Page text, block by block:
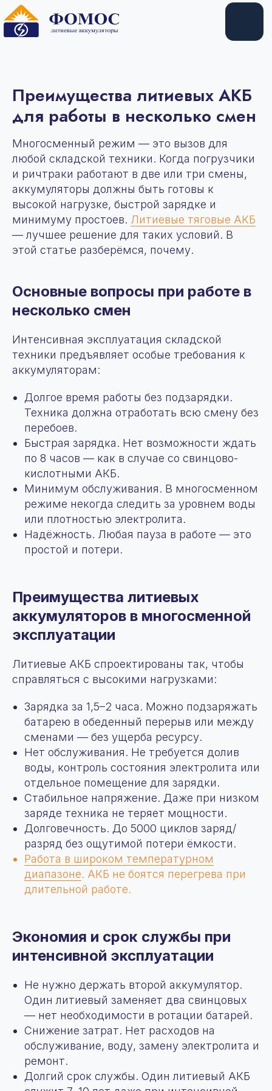
Купить Арендовать
Преимущества литиевых АКБ
для работы в несколько смен
Многосменный режим — это вызов для
любой складской техники. Когда погрузчики
и ричтраки работают в две или три смены,
аккумуляторы должны быть готовы к
высокой нагрузке, быстрой зарядке и
минимуму простоев. Литиевые тяговые АКБ
— лучшее решение для таких условий. В
этой статье разберёмся, почему.
Основные вопросы при работе в
несколько смен
Интенсивная эксплуатация складской
техники предъявляет особые требования к
аккумуляторам:
Долгое время работы без подзарядки.
Техника должна отработать всю смену без
перебоев.
Быстрая зарядка. Нет возможности ждать
по 8 часов — как в случае со свинцово-
кислотными АКБ.
Минимум обслуживания. В многосменном
режиме некогда следить за уровнем воды
или плотностью электролита.
Надёжность. Любая пауза в работе — это
простой и потери.
Преимущества литиевых
аккумуляторов в многосменной
эксплуатации
Литиевые АКБ спроектированы так, чтобы
справляться с высокими нагрузками:
Зарядка за 1,5–2 часа. Можно подзаряжать
батарею в обеденный перерыв или между
сменами — без ущерба ресурсу.
Нет обслуживания. Не требуется долив
воды, контроль состояния электролита или
отдельное помещение для зарядки.
Стабильное напряжение. Даже при низком
заряде техника не теряет мощности.
Долговечность. До 5000 циклов заряд/
разряд без ощутимой потери ёмкости.
Работа в широком температурном
диапазоне. АКБ не боятся перегрева при
длительной работе.
Экономия и срок службы при
интенсивной эксплуатации
Не нужно держать второй аккумулятор.
Один литиевый заменяет два свинцовых
— нет необходимости в ротации батарей.
Снижение затрат. Нет расходов на
обслуживание, воду, замену электролита и
ремонт.
Долгий срок службы. Один литиевый АКБ